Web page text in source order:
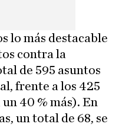
lo más destacable
contra la
de 595 asuntos
frente a los 425
40 % más). En
un total de 68, se